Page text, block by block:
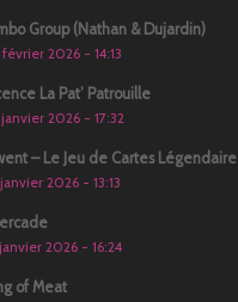
Group (Nathan & Dujardin)
2026 - 14:13
La Pat’ Patrouille
2026 - 17:32
– Le Jeu de Cartes Légendaire
2026 - 13:13
2026 - 16:24
of Meat